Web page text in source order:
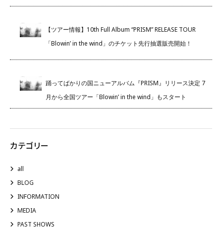
【ツアー情報】10th Full Album “PRISM” RELEASE TOUR
「Blowin’ in the wind」のチケット先行抽選販売開始！
踊ってばかりの国ニューアルバム『PRISM』リリース決定 7
月から全国ツアー「Blowin’ in the wind」もスタート
カテゴリー
all
BLOG
INFORMATION
MEDIA
PAST SHOWS